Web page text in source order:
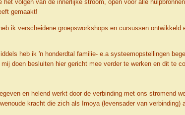
volgen van de innerlijke stroom, open voor alle
gemaakt!
ik verscheidene groepsworkshops en cursussen ontwikkeld
heb ik 'n honderdtal familie- e.a systeemopstellingen
doen besluiten hier gericht mee verder te werken en dit te
en helend werkt door de verbinding met ons stromend
kracht die zich als Imoya (levensader van verbinding)